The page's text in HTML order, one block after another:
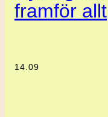
framför allt
14.09